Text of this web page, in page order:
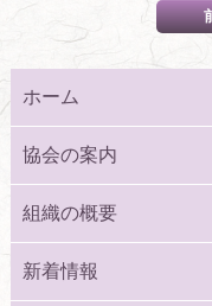
ホーム
協会の案内
組織の概要
新着情報